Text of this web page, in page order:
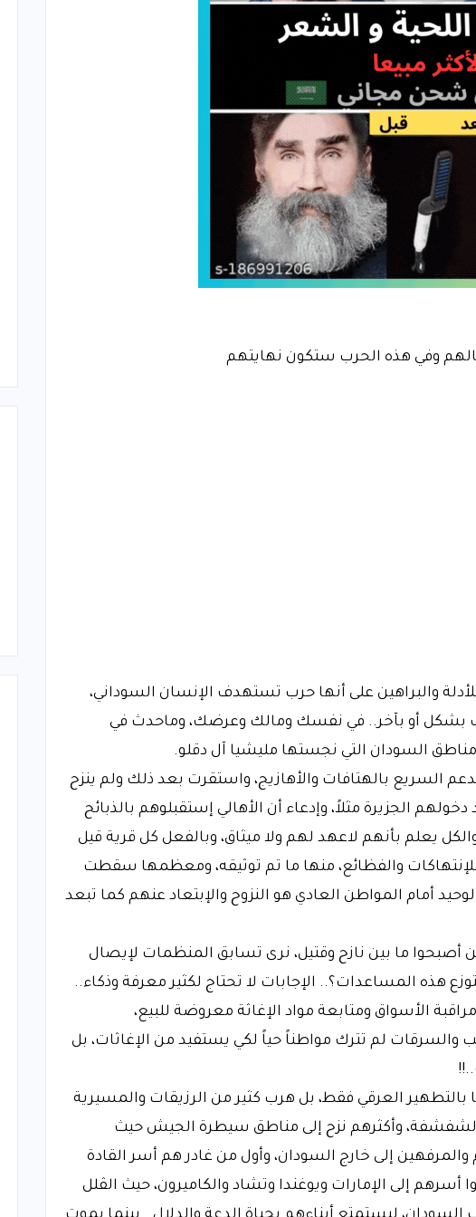
وفي هذه الحرب ستكون نهايتهم
والبراهين على أنها حرب تستهدف الإنسان السوداني،
أو بآخر.. في نفسك ومالك وعرضك، وماحدث في
السودان التي نجستها مليشيا آل دقلو.
السريع بالهتافات والأهازيج، واستقرت بعد ذلك ولم ينزح
الجزيرة مثلاً، وإدعاء أن الأهالي إستقبلوهم بالذبائح
يعلم بأنهم لاعهد لهم ولا ميثاق، وبالفعل كل قرية قيل
والفظائع، منها ما تم توثيقه، ومعظمها سقطت
أمام المواطن العادي هو النزوح والإبتعاد عنهم كما تبعد
أصبحوا ما بين نازح وقتيل، نرى تسابق المنظمات لإيصال
هذه المساعدات؟.. الإجابات لا تحتاج لكثير معرفة وذكاء..
الأسواق ومتابعة مواد الإغاثة معروضة للبيع،
والسرقات لم تترك مواطناً حياً لكي يستفيد من الإغاثات، بل
بالتطهير العرقي فقط، بل هرب كثير من الرزيقات والمسيرية
وأكثرهم نزح إلى مناطق سيطرة الجيش حيث
إلى خارج السودان، وأول من غادر هم أسر القادة
إلى الإمارات ويوغندا وتشاد والكاميرون، حيث الڤلل